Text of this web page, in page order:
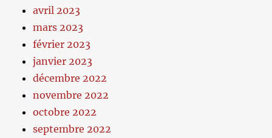
avril 2023
mars 2023
février 2023
janvier 2023
décembre 2022
novembre 2022
octobre 2022
septembre 2022